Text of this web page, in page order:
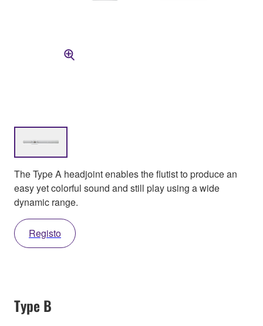
The Type A headjoint enables the flutist to produce an
easy yet colorful sound and still play using a wide
dynamic range.
Registo
Type B